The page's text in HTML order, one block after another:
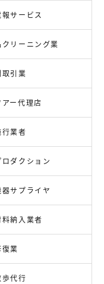
サービス
リーニング業
引業
ー代理店
業者
ダクション
サプライヤ
納入業者
業
代行